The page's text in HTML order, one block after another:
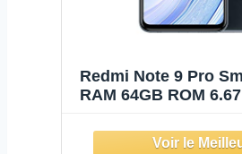
Redmi Note 9 Pro
RAM 64GB ROM
(typ)* NFC Gris